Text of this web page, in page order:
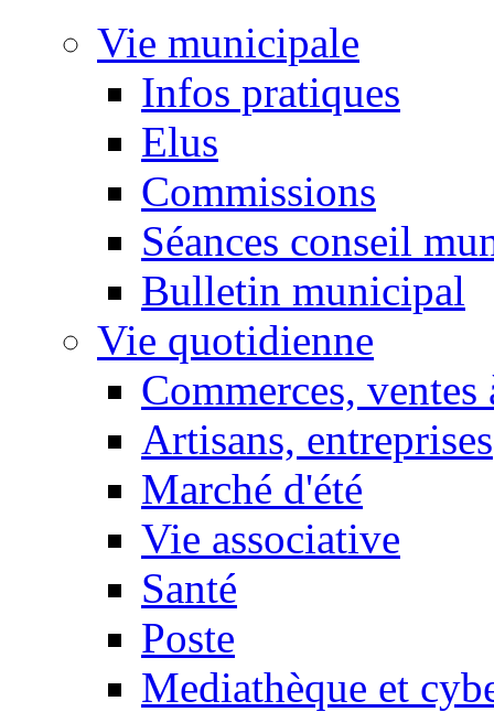
Vie municipale
Infos pratiques
Elus
Commissions
Séances conseil
Bulletin municipal
Vie quotidienne
Commerces, ventes
Artisans, entreprises
Marché d'été
Vie associative
Santé
Poste
Mediathèque et